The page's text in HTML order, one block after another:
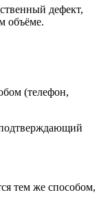
дефект,
объёме.
(телефон,
тем же способом,